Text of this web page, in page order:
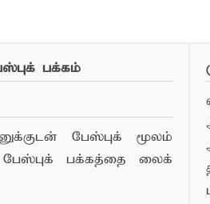
பக்கம்
பேஸ்புக் மூலம்
பக்கத்தை லைக்